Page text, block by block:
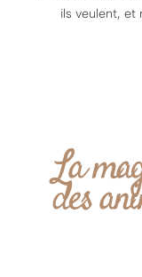
ils veulent, et
La
des